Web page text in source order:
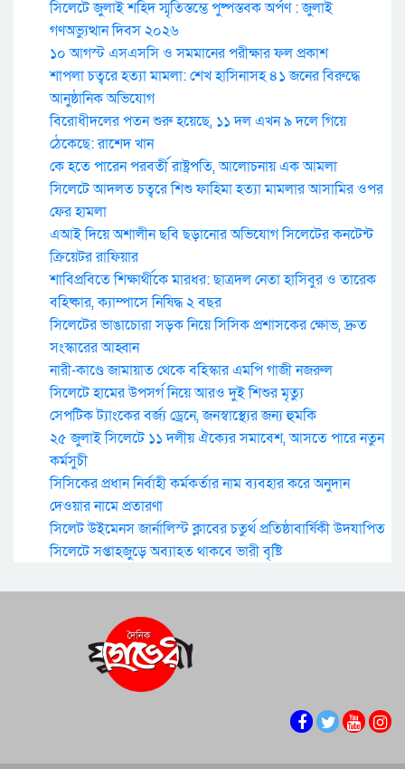
সিলেটে জুলাই শহিদ স্মৃতিস্তম্ভে পুষ্পস্তবক অর্পণ : জুলাই
গণঅভ্যুত্থান দিবস ২০২৬
১০ আগস্ট এসএসসি ও সমমানের পরীক্ষার ফল প্রকাশ
শাপলা চত্বরে হত্যা মামলা: শেখ হাসিনাসহ ৪১ জনের বিরুদ্ধে
আনুষ্ঠানিক অভিযোগ
বিরোধীদলের পতন শুরু হয়েছে, ১১ দল এখন ৯ দলে গিয়ে
ঠেকেছে: রাশেদ খান
কে হতে পারেন পরবর্তী রাষ্ট্রপতি, আলোচনায় এক আমলা
সিলেটে আদলত চত্বরে শিশু ফাহিমা হত্যা মামলার আসামির ওপর
ফের হামলা
এআই দিয়ে অশালীন ছবি ছড়ানোর অভিযোগ সিলেটের কনটেন্ট
ক্রিয়েটর রাফিয়ার
শাবিপ্রবিতে শিক্ষার্থীকে মারধর: ছাত্রদল নেতা হাসিবুর ও তারেক
বহিষ্কার, ক্যাম্পাসে নিষিদ্ধ ২ বছর
সিলেটের ভাঙাচোরা সড়ক নিয়ে সিসিক প্রশাসকের ক্ষোভ, দ্রুত
সংস্কারের আহ্বান
নারী-কাণ্ডে জামায়াত থেকে বহিস্কার এমপি গাজী নজরুল
সিলেটে হামের উপসর্গ নিয়ে আরও দুই শিশুর মৃত্যু
সেপটিক ট্যাংকের বর্জ্য ড্রেনে, জনস্বাস্থ্যের জন্য হুমকি
২৫ জুলাই সিলেটে ১১ দলীয় ঐক্যের সমাবেশ, আসতে পারে নতুন
কর্মসুচী
সিসিকের প্রধান নির্বাহী কর্মকর্তার নাম ব্যবহার করে অনুদান
দেওয়ার নামে প্রতারণা
সিলেট উইমেনস জার্নালিস্ট ক্লাবের চতুর্থ প্রতিষ্ঠাবার্ষিকী উদযাপিত
সিলেটে সপ্তাহজুড়ে অব্যাহত থাকবে ভারী বৃষ্টি